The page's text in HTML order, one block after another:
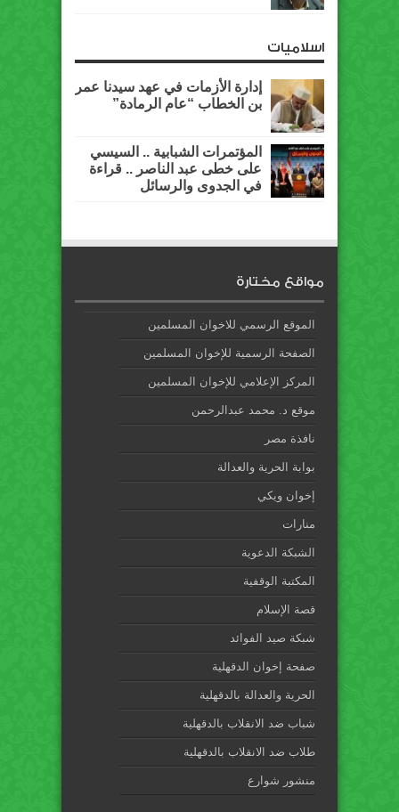
اسلاميات
إدارة الأزمات في عهد سيدنا عمر
بن الخطاب “عام الرمادة”
المؤتمرات الشبابية .. السيسي
على خطى عبد الناصر .. قراءة
في الجدوى والرسائل
مواقع مختارة
الموقع الرسمي للاخوان المسلمين
الصفحة الرسمية للإخوان المسلمين
المركز الإعلامي للإخوان المسلمين
موقع د. محمد عبدالرحمن
نافذة مصر
بوابة الحرية والعدالة
إخوان ويكي
منارات
الشبكة الدعوية
المكتبة الوقفية
قصة الإسلام
شبكة صيد الفوائد
صفحة إخوان الدقهلية
الحرية والعدالة بالدقهلية
شباب ضد الانقلاب بالدقهلية
طلاب ضد الانقلاب بالدقهلية
منشور شوارع